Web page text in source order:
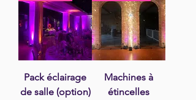
Pack éclairage
de salle (option)
Machines à
étincelles